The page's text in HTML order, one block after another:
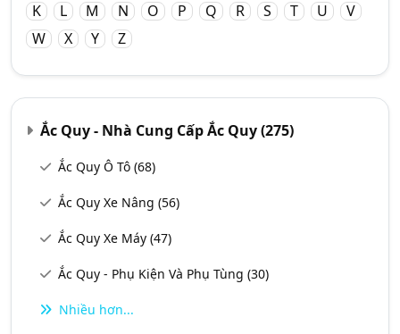
K
L M N O P Q R S T U
V
W
X Y Z
Ắc Quy - Nhà Cung Cấp Ắc Quy(275)
Ắc Quy Ô Tô (68)
Ắc Quy Xe Nâng (56)
Ắc Quy Xe Máy (47)
Ắc Quy - Phụ Kiện Và Phụ Tùng (30)
Nhiều hơn...